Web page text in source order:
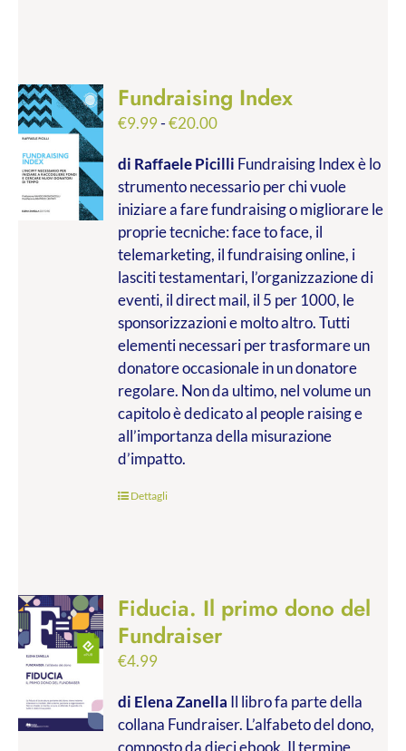
Fundraising Index
€9.99-€20.00Fascia
prezzo:
da
€9.99
a
€20.00
di Raffaele Picilli Fundraising Index è lo
strumento necessario per chi vuole
iniziare a fare fundraising o migliorare le
proprie tecniche: face to face, il
telemarketing, il fundraising online, i
lasciti testamentari, l’organizzazione di
eventi, il direct mail, il 5 per 1000, le
sponsorizzazioni e molto altro. Tutti
elementi necessari per trasformare un
donatore occasionale in un donatore
regolare. Non da ultimo, nel volume un
capitolo è dedicato al people raising e
all’importanza della misurazione
d’impatto.
Dettagli
Fiducia. Il primo dono del
Fundraiser
€4.99
di Elena Zanella Il libro fa parte della
collana Fundraiser. L’alfabeto del dono,
composto da dieci ebook. Il termine